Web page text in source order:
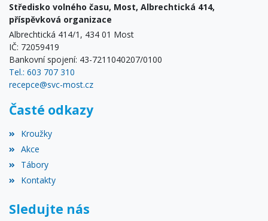
Středisko volného času, Most, Albrechtická 414,
příspěvková organizace
Albrechtická 414/1, 434 01 Most
IČ: 72059419
Bankovní spojení: 43-7211040207/0100
Tel.: 603 707 310
recepce@svc-most.cz
Časté odkazy
Kroužky
Akce
Tábory
Kontakty
Sledujte nás